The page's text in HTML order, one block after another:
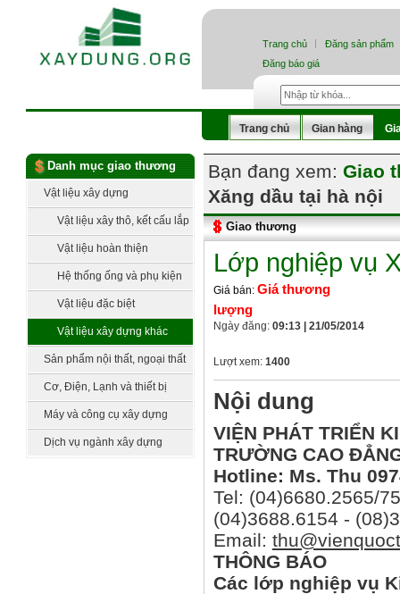
Trang chủ
Đăng sản phẩm
Đăng báo giá
Trang chủ Gian hàng
Danh mục giao thương
Vật liệu xây dựng
Vật liệu xây thô, kết cấu lắp
Vật liệu hoàn thiện
Hệ thống ống và phụ kiện
Vật liệu đặc biệt
Vật liệu xây dựng khác
Sản phẩm nội thất, ngoại thất
Cơ, Điện, Lạnh và thiết bị
công nghệ
Máy và công cụ xây dựng
Dịch vụ ngành xây dựng
Bạn đang xem: Giao
Xăng dầu tại hà nội
Giao thương
Lớp nghiệp vụ
Giá bán: Giá thương
lượng
Ngày đăng: 09:13 | 21/05/2014
Lượt xem: 1400
Nội dung
VIỆN PHÁT TRIỂN
TRƯỜNG CAO
Hotline: Ms. Thu
Tel: (04)6680.2565/
(04)3688.6154 -
Email:
THÔNG BÁO
Các lớp nghiệp vụ